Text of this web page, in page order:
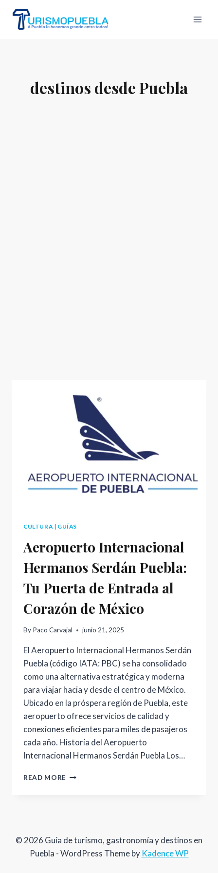
content
destinos desde Puebla
CULTURA | GUÍAS
Aeropuerto Internacional
Hermanos Serdán Puebla:
Tu Puerta de Entrada al
Corazón de México
By Paco Carvajal junio 21, 2025
El Aeropuerto Internacional Hermanos Serdán
Puebla (código IATA: PBC) se ha consolidado
como una alternativa estratégica y moderna
para viajar hacia y desde el centro de México.
Ubicado en la próspera región de Puebla, este
aeropuerto ofrece servicios de calidad y
conexiones eficientes para miles de pasajeros
cada año. Historia del Aeropuerto
Internacional Hermanos Serdán Puebla Los…
READ MORE AEROPUERTO
PUERTA
ENTRADA
© 2026 Guía de turismo, gastronomía y destinos en
Puebla - WordPress Theme by Kadence WP